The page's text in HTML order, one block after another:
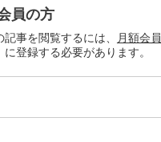
員の方
記事を閲覧するには、 月額会員
に登録する必要があります。